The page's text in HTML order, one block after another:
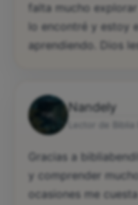
falta mucho
lo encontré y estoy
aprendiendo. Dios
Nandely
Gracias a
y comprender
ocasiones me